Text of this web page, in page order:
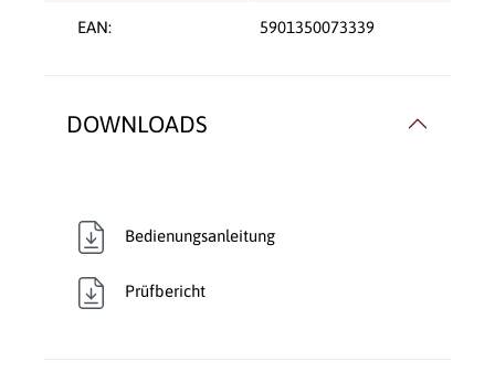
EAN: 5901350073339
DOWNLOADS
Bedienungsanleitung
Prüfbericht